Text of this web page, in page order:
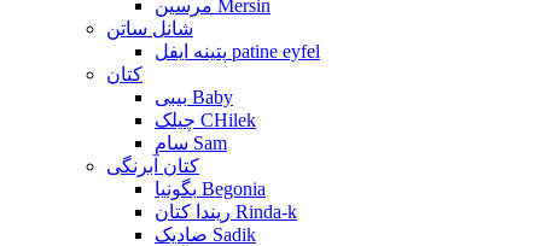
مرسین Mersin
شانل ساتن
پتینه ایفل patine eyfel
کتان
بیبی Baby
چیلک CHilek
سام Sam
کتان آبرنگی
بگونیا Begonia
ریندا کتان Rinda-k
صادیک Sadik